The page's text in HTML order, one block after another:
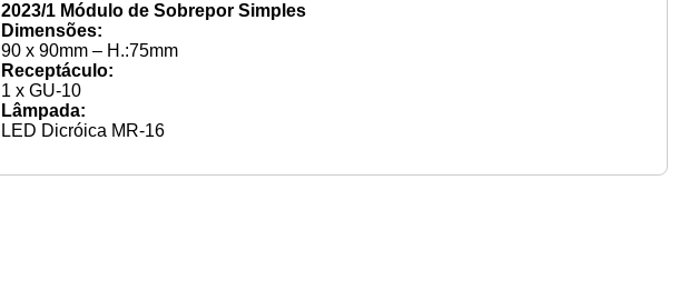
2023/1 Módulo de Sobrepor Simples
Dimensões:
90 x 90mm – H.:75mm
Receptáculo:
1 x GU-10
Lâmpada:
LED Dicróica MR-16